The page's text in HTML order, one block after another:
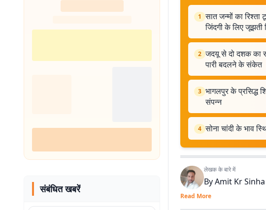
संबंधित खबरें
1 सात जन्मों का
जिंदगी के लिए जूझती
2 जदयू से दो दशक का
पारी बदलने के संकेत
3 भागलपुर के प्रसिद्ध
संपन्न
4 सोना चांदी के भाव
लेखक के बारे में
ByAmit Kr Sinha
Read More